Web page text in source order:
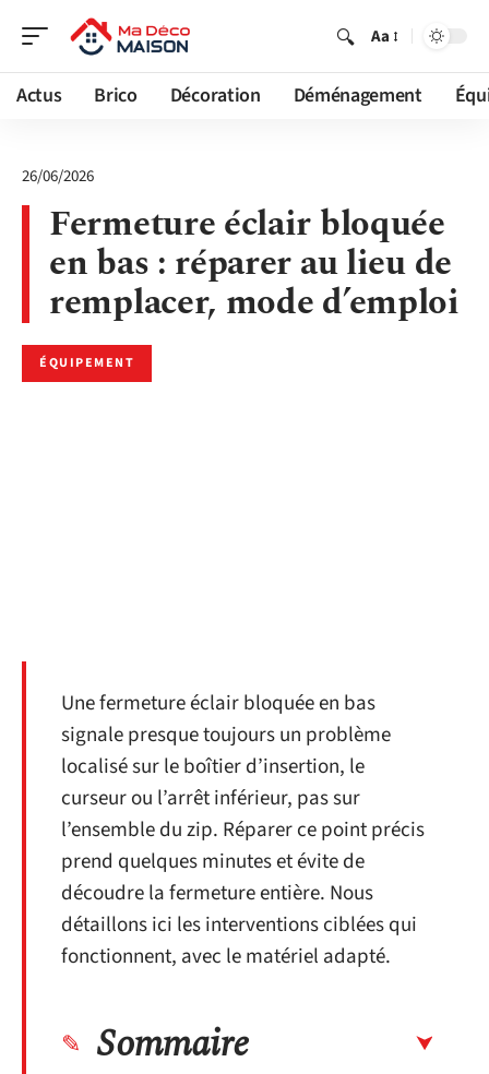
Aa
Actus Brico Décoration Déménagement
26/06/2026
Fermeture éclair bloquée
en bas : réparer au lieu de
remplacer, mode d’emploi
ÉQUIPEMENT
Une fermeture éclair bloquée en bas
signale presque toujours un problème
localisé sur le boîtier d’insertion, le
curseur ou l’arrêt inférieur, pas sur
l’ensemble du zip. Réparer ce point précis
prend quelques minutes et évite de
découdre la fermeture entière. Nous
détaillons ici les interventions ciblées qui
fonctionnent, avec le matériel adapté.
Sommaire